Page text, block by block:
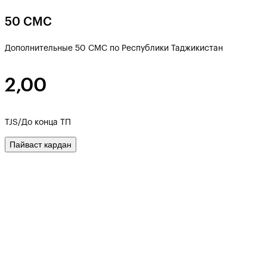
50 СМС
Дополнительные 50 СМС по Республики Таджикистан
2,00
TJS/До конца ТП
Пайваст кардан